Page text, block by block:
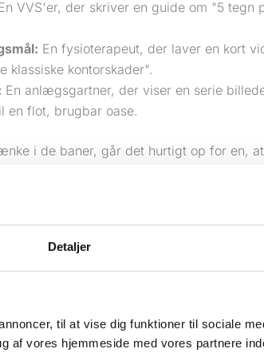
Detaljer
til at vise dig funktioner til sociale
af vores hjemmeside med vores partnere
VVS'er, der skriver en guide om "5 tegn
En fysioterapeut, der laver en kort
klassiske kontorskader".
En anlægsgartner, der viser en serie
en flot, brugbar oase.
i de baner, går det hurtigt op for en,
ikke er en ny dille
for at lokke kunder til er en smart, ny
forkert.
er en af de ældste og mest
ingen måde en flygtig trend; det er en
så godt i dag for en lokal VVS'er som